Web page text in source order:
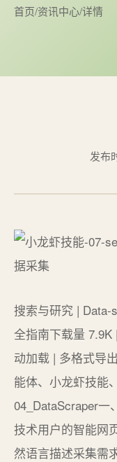
首页/资讯中心/详情
发布
搜索与研究 |
全指南下载量
动加载 | 多格式导
能体、小龙虾技能
04_DataScraper一
技术用户的智能网
然语言描述采集需